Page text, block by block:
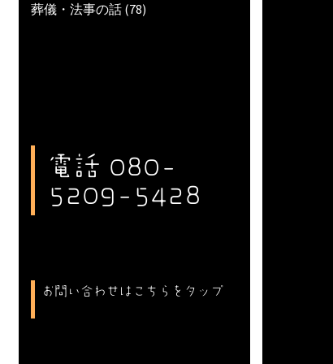
葬儀・法事の話 (78)
電話 080-
5209-5428
お問い合わせはこちらをタップ